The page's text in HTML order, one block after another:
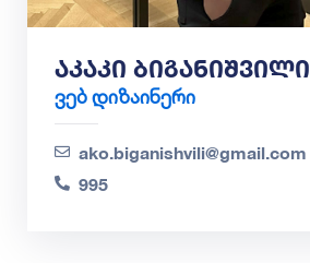
აკაკი ბიგანიშვილი
ვებ დიზაინერი
ako.biganishvili@gmail.com
995